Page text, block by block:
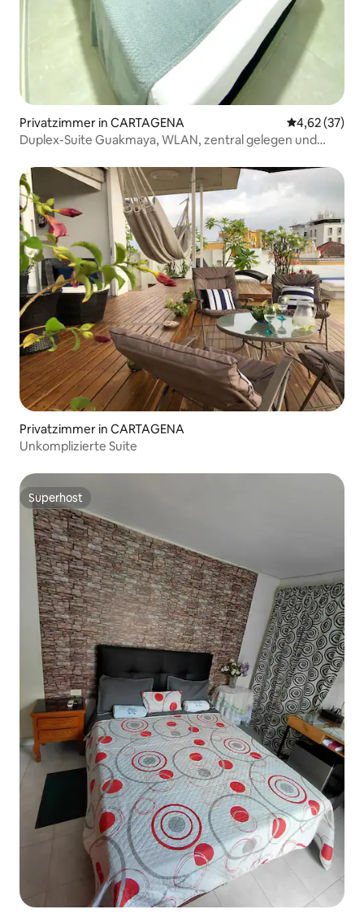
Privatzimmer in CARTAGENA
4,62 (37)
Duplex-Suite Guakmaya, WLAN, zentral gelegen und
Privatzimmer in CARTAGENA
Unkomplizierte Suite
Superhost
Superhost